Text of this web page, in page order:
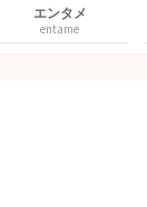
エンタメ
entame